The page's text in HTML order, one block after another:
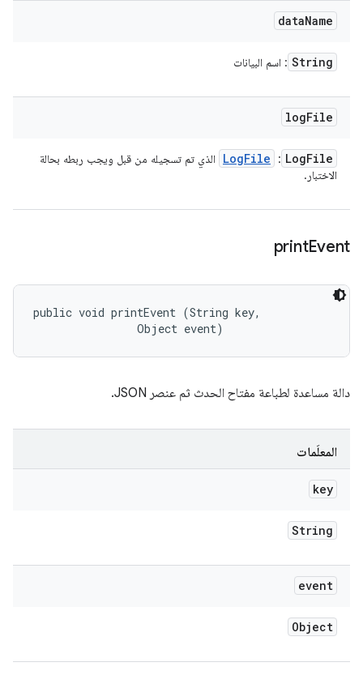
dataName
String : اسم البيانات
logFile
LogFile
:
LogFile
الذي تم تسجيله من قبل ويجب ربطه بحالة
الاختبار.
printEvent
public void printEvent (String key,
                Object event)
دالة مساعدة لطباعة مفتاح الحدث ثم عنصر JSON.
المعلَمات
key
String
event
Object